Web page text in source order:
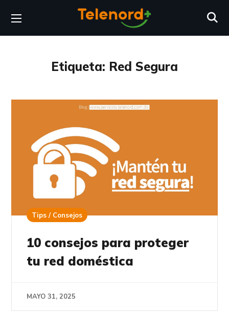
Etiqueta: Red Segura
Tips / Consejos
10 consejos para proteger
tu red doméstica
MAYO 31, 2025